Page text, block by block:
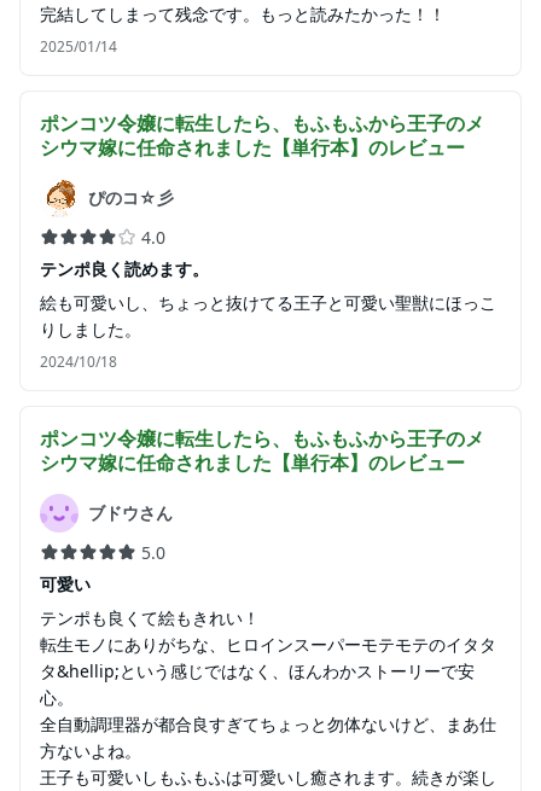
完結してしまって残念です。もっと読みたかった！！
2025/01/14
ポンコツ令嬢に転生したら、もふもふから王子のメ
シウマ嫁に任命されました【単行本】 のレビュー
ぴのコ☆彡
4.0
テンポ良く読めます。
絵も可愛いし、ちょっと抜けてる王子と可愛い聖獣にほっこ
りしました。
2024/10/18
ポンコツ令嬢に転生したら、もふもふから王子のメ
シウマ嫁に任命されました【単行本】 のレビュー
ブドウさん
5.0
可愛い
テンポも良くて絵もきれい！
転生モノにありがちな、ヒロインスーパーモテモテのイタタ
タ&hellip;という感じではなく、ほんわかストーリーで安
心。
全自動調理器が都合良すぎてちょっと勿体ないけど、まあ仕
方ないよね。
王子も可愛いしもふもふは可愛いし癒されます。続きが楽し